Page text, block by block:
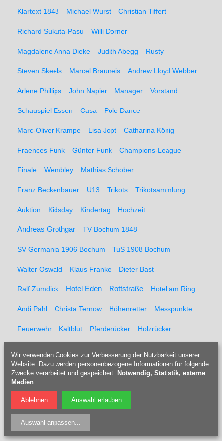
Klartext 1848 Michael Wurst Christian Tiffert
Richard Sukuta-Pasu Willi Dorner
Magdalene Anna Dieke Judith Abegg Rusty
Steven Skeels Marcel Brauneis Andrew Lloyd Webber
Arlene Phillips John Napier Manager Vorstand
Schauspiel Essen Casa Pole Dance
Marc-Oliver Krampe Lisa Jopt Catharina König
Fraences Funk Günter Funk Champions-League
Finale Wembley Mathias Schober
Franz Beckenbauer U13 Trikots Trikotsammlung
Auktion Kidsday Kindertag Hochzeit
Andreas Grothgar TV Bochum 1848
SV Germania 1906 Bochum TuS 1908 Bochum
Walter Oswald Klaus Franke Dieter Bast
Ralf Zumdick Hotel Eden Rottstraße Hotel am Ring
Andi Pahl Christa Ternow Höhenretter Messpunkte
Feuerwehr Kaltblut Pferderücker Holzrücker
Tippelsberg Jubiläumsfeier Solidaritätsfest
Bücherei Kaberettist Flötenbau
Doris Kulossa
Wir verwenden Cookies zur Verbesserung der Nutzbarkeit unserer
Website. Dazu werden personenbezogene Informationen für folgende
Zwecke verarbeitet und gespeichert: Notwendig, Statistik, externe
Medien.
Ablehnen Auswahl erlauben
Auswahl anpassen...